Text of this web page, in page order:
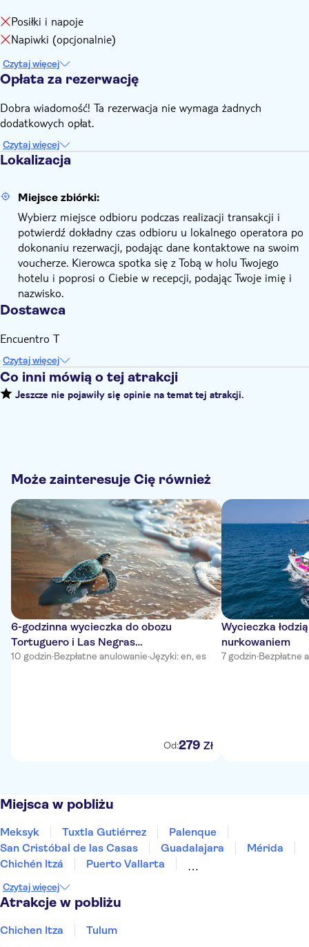
Posiłki i napoje
Napiwki (opcjonalnie)
Czytaj więcej
Opłata za rezerwację
Dobra wiadomość! Ta rezerwacja nie wymaga żadnych
dodatkowych opłat.
Czytaj więcej
Lokalizacja
Miejsce zbiórki:
Wybierz miejsce odbioru podczas realizacji transakcji i
potwierdź dokładny czas odbioru u lokalnego operatora po
dokonaniu rezerwacji, podając dane kontaktowe na swoim
voucherze. Kierowca spotka się z Tobą w holu Twojego
hotelu i poprosi o Ciebie w recepcji, podając Twoje imię i
nazwisko.
Dostawca
Encuentro T
Czytaj więcej
Co inni mówią o tej atrakcji
Jeszcze nie pojawiły się opinie na temat tej atrakcji.
Może zainteresuje Cię również
6-godzinna wycieczka do obozu
Tortuguero i Las Negras
Bioluminescence
10 godzin·Bezpłatne anulowanie·Języki: en, es
Od:279 Zł
Wycieczka
nurkowaniem
7 godzin·Bezpłatne
Miejsca w pobliżu
Meksyk Tuxtla Gutiérrez
Palenque
San Cristóbal de las Casas
Guadalajara
Mérida
Chichén Itzá
Puerto Vallarta
Playa del Carmen
Czytaj więcej
Atrakcje w pobliżu
Chichen Itza Tulum